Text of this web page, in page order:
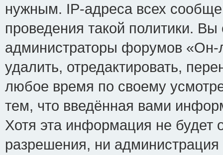
нужным. IP-адреса всех
проведения такой политики.
администраторы форумов
удалить, отредактировать,
любое время по своему
тем, что введённая вами
Хотя эта информация не будет
разрешения, ни